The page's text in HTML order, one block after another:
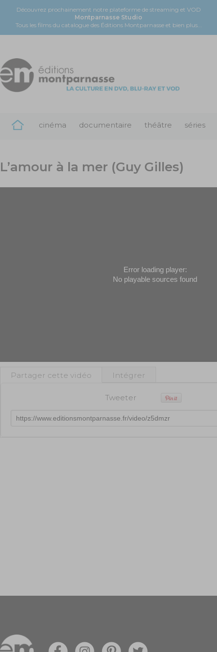
Découvrez prochainement notre plateforme de streaming et VOD
Montparnasse Studio
Tous les films du catalogue des Éditions Montparnasse et bien plus...
cinéma documentaire théâtre séries
L’amour à la mer (Guy Gilles)
Error loading player:
No playable sources found
Partager cette vidéo Intégrer
Tweeter